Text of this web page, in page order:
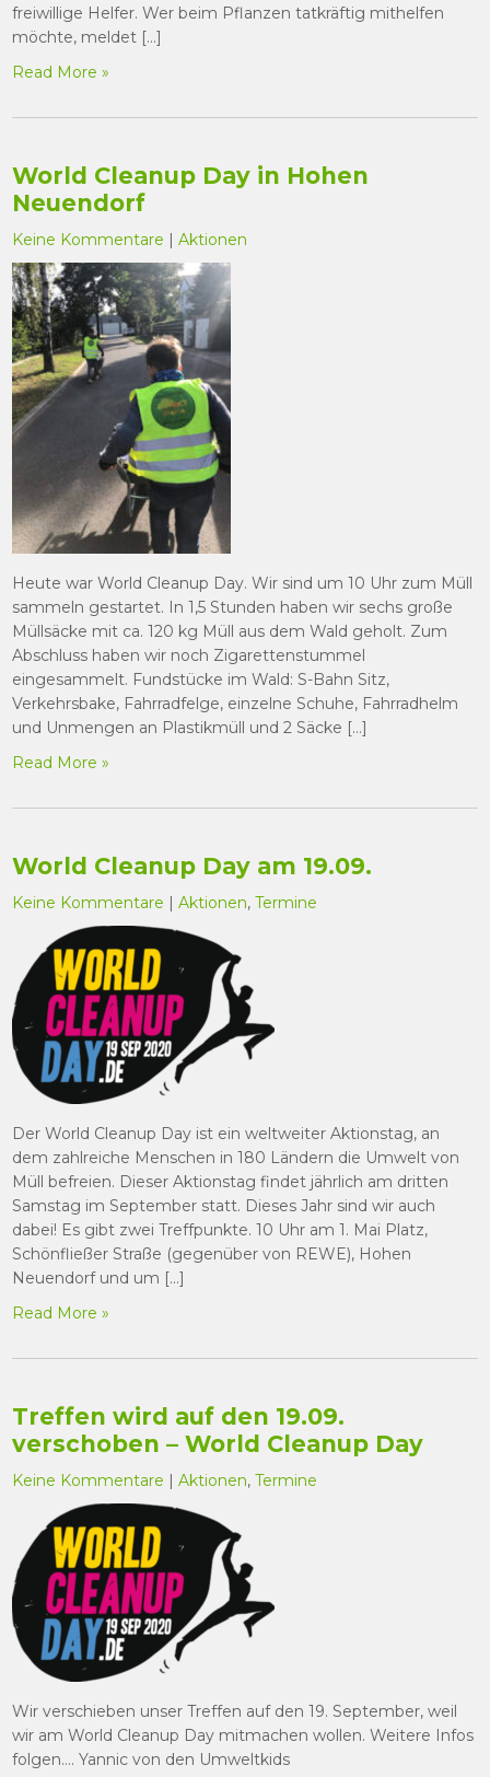
freiwillige Helfer. Wer beim Pflanzen tatkräftig mithelfen
möchte, meldet […]
Read More »
World Cleanup Day in Hohen
Neuendorf
Keine Kommentare |Aktionen
Heute war World Cleanup Day. Wir sind um 10 Uhr zum Müll
sammeln gestartet. In 1,5 Stunden haben wir sechs große
Müllsäcke mit ca. 120 kg Müll aus dem Wald geholt. Zum
Abschluss haben wir noch Zigarettenstummel
eingesammelt. Fundstücke im Wald: S-Bahn Sitz,
Verkehrsbake, Fahrradfelge, einzelne Schuhe, Fahrradhelm
und Unmengen an Plastikmüll und 2 Säcke […]
Read More »
World Cleanup Day am 19.09.
Keine Kommentare |Aktionen,Termine
Der World Cleanup Day ist ein weltweiter Aktionstag, an
dem zahlreiche Menschen in 180 Ländern die Umwelt von
Müll befreien. Dieser Aktionstag findet jährlich am dritten
Samstag im September statt. Dieses Jahr sind wir auch
dabei! Es gibt zwei Treffpunkte. 10 Uhr am 1. Mai Platz,
Schönfließer Straße (gegenüber von REWE), Hohen
Neuendorf und um […]
Read More »
Treffen wird auf den 19.09.
verschoben – World Cleanup Day
Keine Kommentare |Aktionen,Termine
Wir verschieben unser Treffen auf den 19. September, weil
wir am World Cleanup Day mitmachen wollen. Weitere Infos
folgen…. Yannic von den Umweltkids